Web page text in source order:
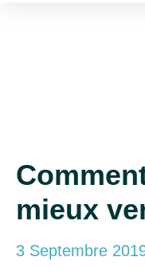
mieux
3 Septembre